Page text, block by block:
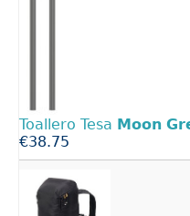
Toallero Tesa Moon
€38.75